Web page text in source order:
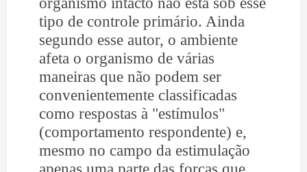
tipo de controle primário. Ainda
segundo esse autor, o ambiente
afeta o organismo de várias
maneiras que não podem ser
convenientemente classificadas
como respostas à "estímulos"
(comportamento respondente) e,
mesmo no campo da estimulação
apenas uma parte das forças que